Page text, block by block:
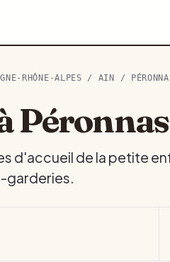
RHÔNE-ALPES / AIN /
Péronnas
d'accueil de la petite
garderies.